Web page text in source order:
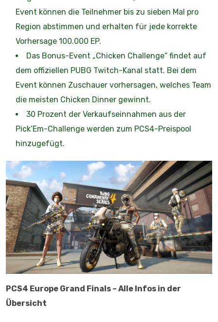
Event können die Teilnehmer bis zu sieben Mal pro
Region abstimmen und erhalten für jede korrekte
Vorhersage 100.000 EP.
Das Bonus-Event „Chicken Challenge“ findet auf
dem offiziellen PUBG Twitch-Kanal statt. Bei dem
Event können Zuschauer vorhersagen, welches Team
die meisten Chicken Dinner gewinnt.
30 Prozent der Verkaufseinnahmen aus der
Pick’Em-Challenge werden zum PCS4-Preispool
hinzugefügt.
PCS4 Europe Grand Finals – Alle Infos in der
Übersicht